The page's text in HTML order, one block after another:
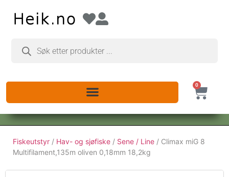
0
Fiskeutstyr / Hav- og sjøfiske / Sene / Line / Climax miG 8
Multifilament,135m oliven 0,18mm 18,2kg